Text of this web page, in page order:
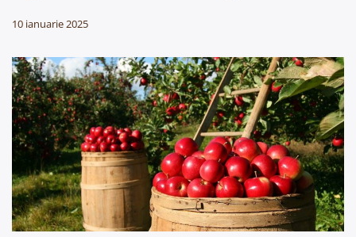
10 ianuarie 2025